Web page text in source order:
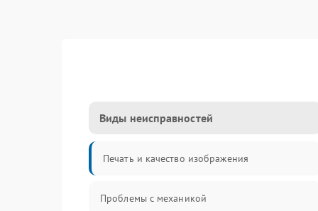
Виды неисправностей
Печать и качество изображения
Проблемы с механикой